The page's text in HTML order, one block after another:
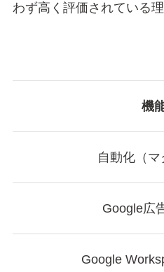
わず高く評価されている
機
自動化（マ
Google広
Google